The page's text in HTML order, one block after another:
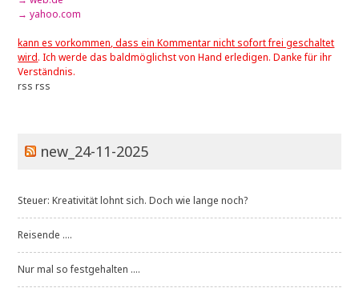
→ yahoo.com
kann es vorkommen, dass ein Kommentar nicht sofort frei geschaltet
wird. Ich werde das baldmöglichst von Hand erledigen. Danke für ihr
Verständnis.
rss rss
new_24-11-2025
Steuer: Kreativität lohnt sich. Doch wie lange noch?
Reisende ....
Nur mal so festgehalten ....